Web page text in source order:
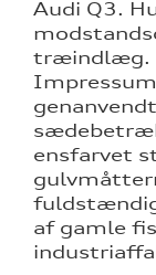
Audi Q3.
træindlæg.
ensfarvet
af gamle